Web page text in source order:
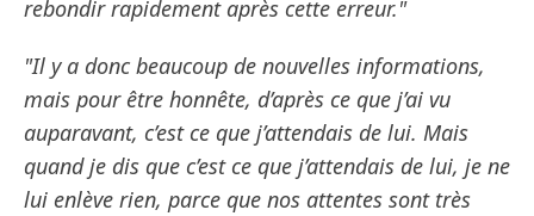
rebondir rapidement après cette erreur."
"Il y a donc beaucoup de nouvelles informations,
mais pour être honnête, d’après ce que j’ai vu
auparavant, c’est ce que j’attendais de lui. Mais
quand je dis que c’est ce que j’attendais de lui, je ne
lui enlève rien, parce que nos attentes sont très